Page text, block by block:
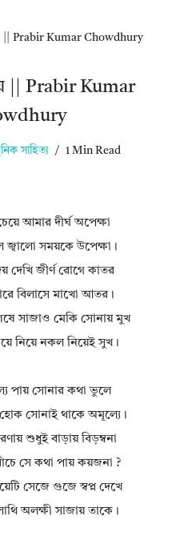
|| Prabir Kumar Chowdhury
|| Prabir Kumar
সাহিত্য 1 Min Read
আমার দীর্ঘ অপেক্ষা
জ্বালো সময়কে উপেক্ষা।
দেখি জীর্ণ রোগে কাতর
বিলাসে মাখো আতর।
সাজাও মেকি সোনায় মুখ
নিয়ে নকল নিয়েই সুখ।
পায় সোনার কথা ভুলে
হোক সোনাই থাকে অমূল্যে।
শুধুই বাড়ায় বিড়ম্বনা
সে কথা পায় কয়জনা ?
সেজে গুজে স্বপ্ন দেখে
অলক্ষী সাজায় তাকে।